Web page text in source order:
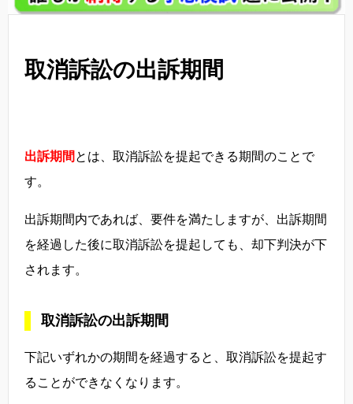
取消訴訟の出訴期間
出訴期間 とは、取消訴訟を提起できる期間のことで
す。
出訴期間内であれば、要件を満たしますが、出訴期間
を経過した後に取消訴訟を提起しても、却下判決が下
されます。
取消訴訟の出訴期間
下記いずれかの期間を経過すると、取消訴訟を提起す
ることができなくなります。